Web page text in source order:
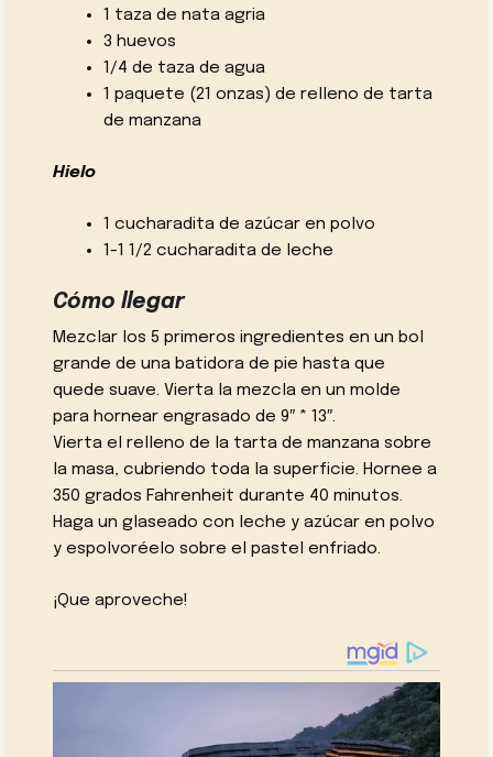
1 taza de nata agria
3 huevos
1/4 de taza de agua
1 paquete (21 onzas) de relleno de tarta
de manzana
Hielo
1 cucharadita de azúcar en polvo
1-1 1/2 cucharadita de leche
Cómo llegar
Mezclar los 5 primeros ingredientes en un bol
grande de una batidora de pie hasta que
quede suave. Vierta la mezcla en un molde
para hornear engrasado de 9″ * 13″.
Vierta el relleno de la tarta de manzana sobre
la masa, cubriendo toda la superficie. Hornee a
350 grados Fahrenheit durante 40 minutos.
Haga un glaseado con leche y azúcar en polvo
y espolvoréelo sobre el pastel enfriado.
¡Que aproveche!